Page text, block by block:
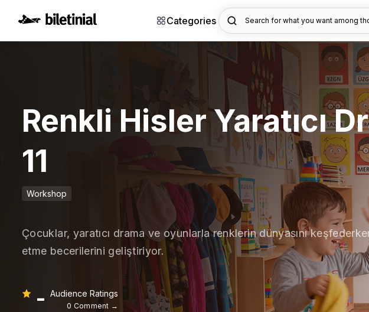
Categories Search for what you want among
Renkli Hisler Yaratıcı
11
Workshop
Çocuklar, yaratıcı drama ve oyunlarla renklerin dünyasını
etme becerilerini geliştiriyor.
- Audience Ratings
0 Comment →